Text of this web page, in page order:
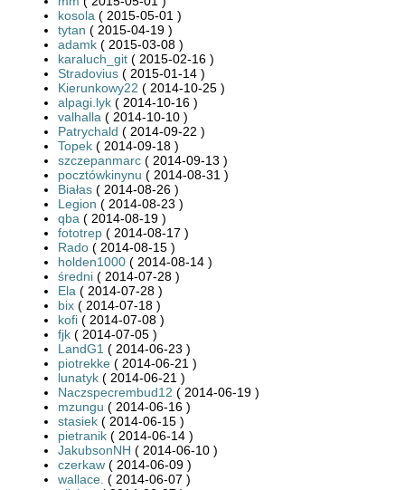
kosola ( 2015-05-01 )
tytan ( 2015-04-19 )
adamk ( 2015-03-08 )
karaluch_git ( 2015-02-16 )
Stradovius ( 2015-01-14 )
Kierunkowy22 ( 2014-10-25 )
alpagi.lyk ( 2014-10-16 )
valhalla ( 2014-10-10 )
Patrychald ( 2014-09-22 )
Topek ( 2014-09-18 )
szczepanmarc ( 2014-09-13 )
pocztówkinynu ( 2014-08-31 )
Białas ( 2014-08-26 )
Legion ( 2014-08-23 )
qba ( 2014-08-19 )
fototrep ( 2014-08-17 )
Rado ( 2014-08-15 )
holden1000 ( 2014-08-14 )
średni ( 2014-07-28 )
Ela ( 2014-07-28 )
bix ( 2014-07-18 )
kofi ( 2014-07-08 )
fjk ( 2014-07-05 )
LandG1 ( 2014-06-23 )
piotrekke ( 2014-06-21 )
lunatyk ( 2014-06-21 )
Naczspecrembud12 ( 2014-06-19 )
mzungu ( 2014-06-16 )
stasiek ( 2014-06-15 )
pietranik ( 2014-06-14 )
JakubsonNH ( 2014-06-10 )
czerkaw ( 2014-06-09 )
wallace. ( 2014-06-07 )